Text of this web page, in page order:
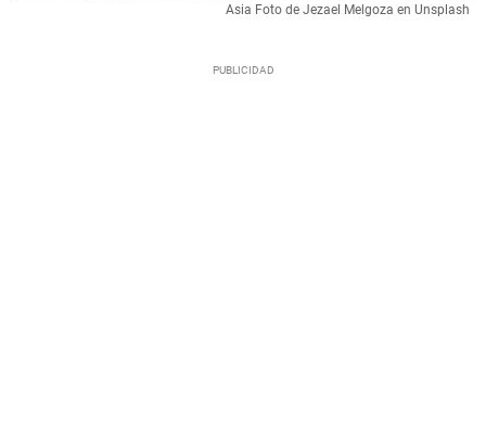
Asia Foto de Jezael Melgoza en Unsplash